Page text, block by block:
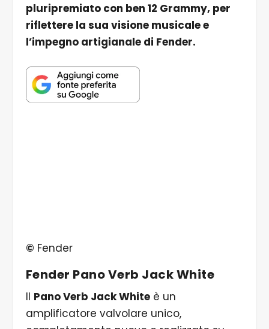
pluripremiato con ben 12 Grammy, per
riflettere la sua visione musicale e
l’impegno artigianale di Fender.
© Fender
Fender Pano Verb Jack White
Il Pano Verb Jack Whiteè un
amplificatore valvolare unico,